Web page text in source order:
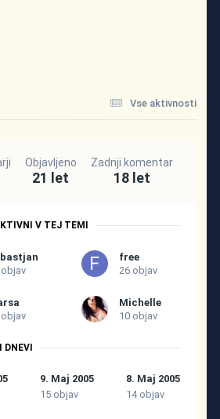
Vse aktivnosti
Objavljeno
21 let
Zadnji komentar
18 let
V TEJ TEMI
objav
free
26 objav
objav
Michelle
10 objav
DNEVI
9. Maj 2005
15 objav
8. Maj 2005
14 objav